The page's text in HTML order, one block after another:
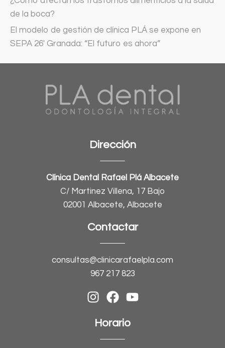
de la boca?
El modelo de gestión de clínica PLÁ se expone en
SEPA 26′ Granada: “El futuro es ahora”
Dirección
Clínica Dental Rafael Plá Albacete
C/ Martinez Villena, 17 Bajo
02001 Albacete, Albacete
Contactar
consultas@clinicarafaelpla.com
967 217 823
Horario